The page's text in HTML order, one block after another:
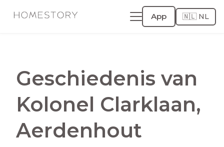
App 🇳🇱 NL
Geschiedenis van
Kolonel Clarklaan,
Aerdenhout